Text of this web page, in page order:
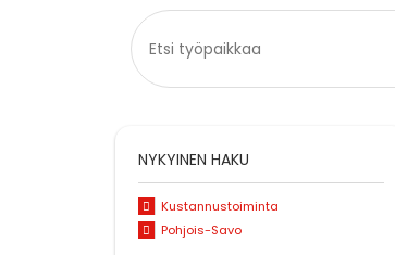
NYKYINEN HAKU
Kustannustoiminta
Pohjois-Savo